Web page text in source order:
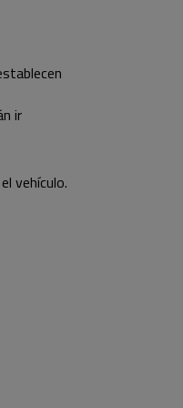
ir
vehículo.